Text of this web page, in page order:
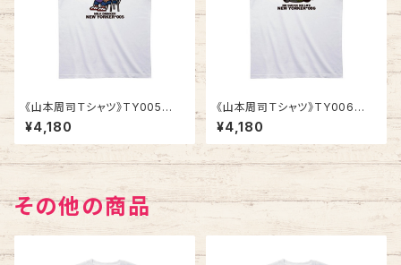
《山本周司Ｔシャツ》TY005
／ MILK DRINKER
¥4,180
《山本周司Ｔシャツ》TY006
／ NO SMOKE NO LIFE
¥4,180
その他の商品